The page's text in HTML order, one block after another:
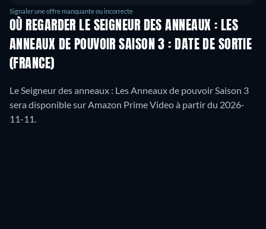
Signaler une offre manquante ou incorrecte
OÙ REGARDER LE SEIGNEUR DES ANNEAUX : LES
ANNEAUX DE POUVOIR SAISON 3 : DATE DE SORTIE
(FRANCE)
Le Seigneur des anneaux : Les Anneaux de pouvoir Saison 3
sera disponible sur Amazon Prime Video à partir du 2026-
11-11.